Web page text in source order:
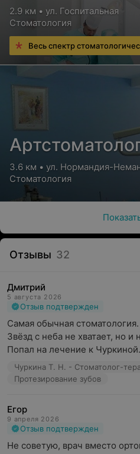
2.9 км • ул. Госпитальная
Стоматология
Весь спектр
3.6 км • ул. Нормандия-
Стоматология
Отзывы 32
Дмитрий
5 августа 2026
Отзыв подтвержден
Самая обычная стоматология.
Звёзд с неба не хватает, но и
Попал на лечение к
Чуркина Т. Н. - Стоматолог-
Протезирование зубов
Егор
9 апреля 2026
Отзыв подтвержден
Не советую, врач вместо